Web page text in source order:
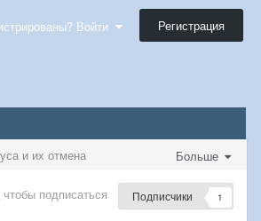
Войти Регистрация
Больше
и их отмена
подписаться Подписчики 1